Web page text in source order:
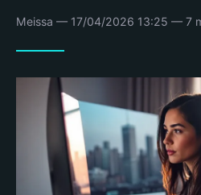
Meissa — 17/04/2026 13:25 — 7